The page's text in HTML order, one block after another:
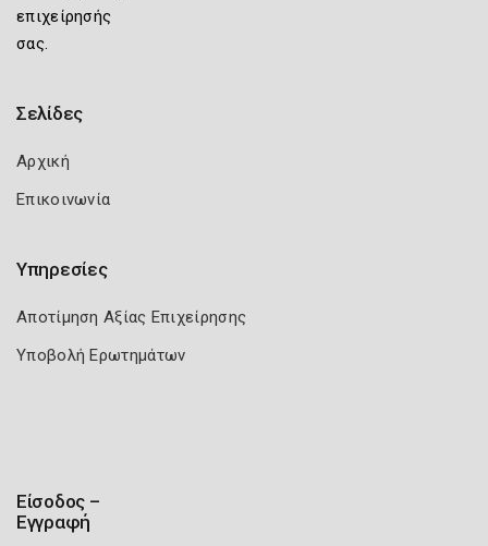
επιχείρησής
σας.
Σελίδες
Αρχική
Επικοινωνία
Υπηρεσίες
Αποτίμηση Αξίας Επιχείρησης
Υποβολή Ερωτημάτων
Είσοδος –
Εγγραφή